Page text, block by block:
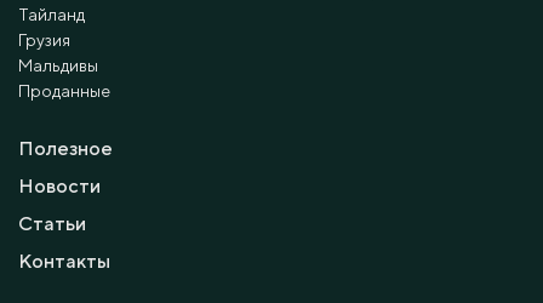
Тайланд
Грузия
Мальдивы
Проданные
Полезное
Новости
Статьи
Контакты